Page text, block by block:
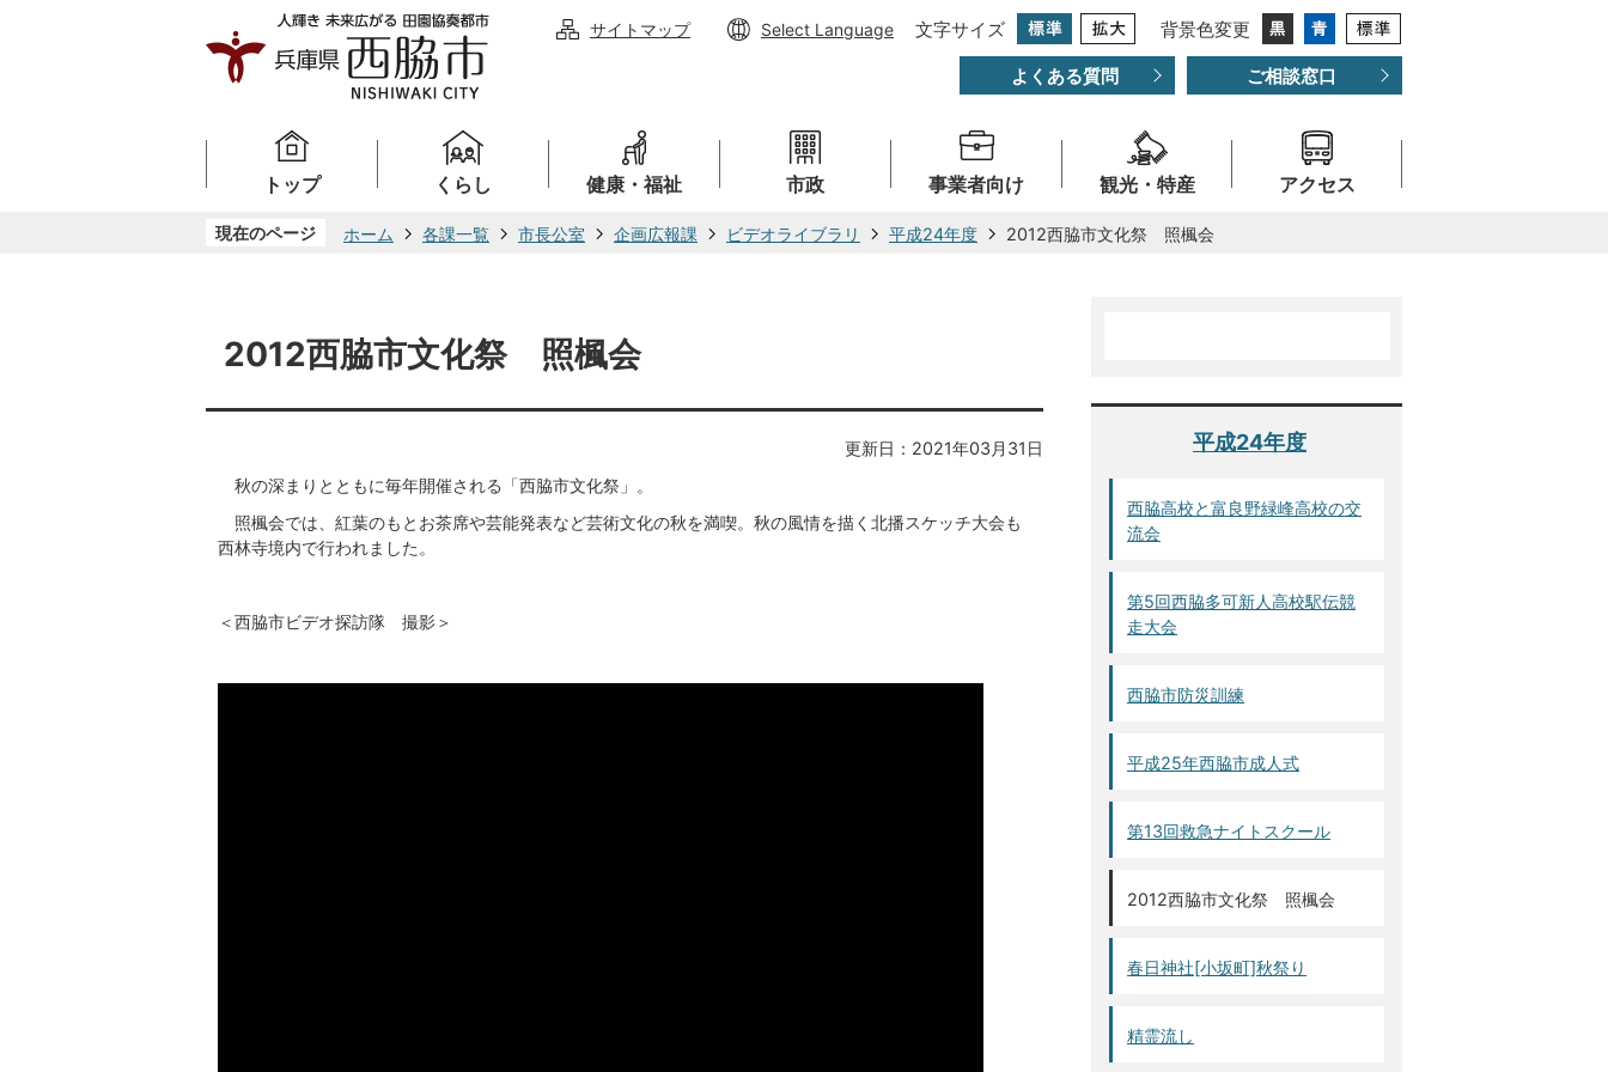
サイトマップ Select Language 文字サイズ 背景色変更
よくある質問 ご相談窓口
トップ くらし 健康・福祉 市政 事業者向け 観光・特産 アクセス
現在のページ ホーム 各課一覧 市長公室 企画広報課 ビデオライブラリ 平成24年度 2012西脇市文化祭 照楓会
2012西脇市文化祭 照楓会
更新日：2021年03月31日
秋の深まりとともに毎年開催される「西脇市文化祭」。
照楓会では、紅葉のもとお茶席や芸能発表など芸術文化の秋を満喫。秋の風情を描く北播スケッチ大会も
西林寺境内で行われました。
＜西脇市ビデオ探訪隊 撮影＞
平成24年度
西脇高校と富良野緑峰高校の交
流会
第5回西脇多可新人高校駅伝競
走大会
西脇市防災訓練
平成25年西脇市成人式
第13回救急ナイトスクール
2012西脇市文化祭 照楓会
春日神社[小坂町]秋祭り
精霊流し